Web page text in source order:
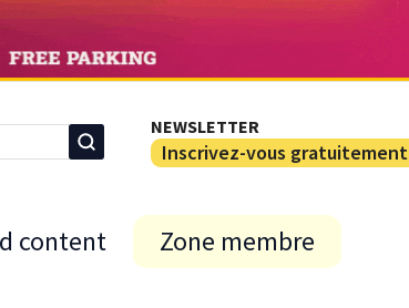
NEWSLETTER
Inscrivez-vous gratuitement
content Zone membre